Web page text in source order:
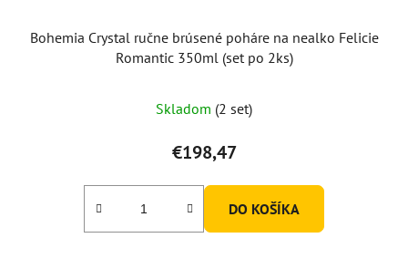
Bohemia Crystal ručne brúsené poháre na nealko Felicie
Romantic 350ml (set po 2ks)
Skladom (2 set)
€198,47
DO KOŠÍKA